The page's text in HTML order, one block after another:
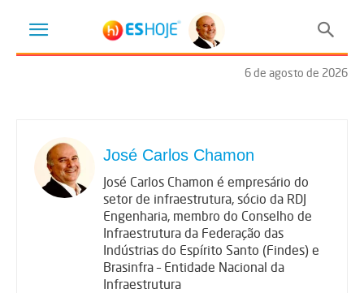
6 de agosto de 2026
José Carlos Chamon
José Carlos Chamon é empresário do
setor de infraestrutura, sócio da RDJ
Engenharia, membro do Conselho de
Infraestrutura da Federação das
Indústrias do Espírito Santo (Findes) e
Brasinfra – Entidade Nacional da
Infraestrutura